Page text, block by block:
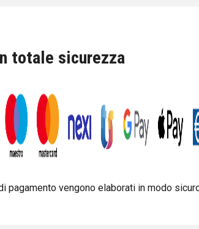
totale sicurezza
pagamento vengono elaborati in modo